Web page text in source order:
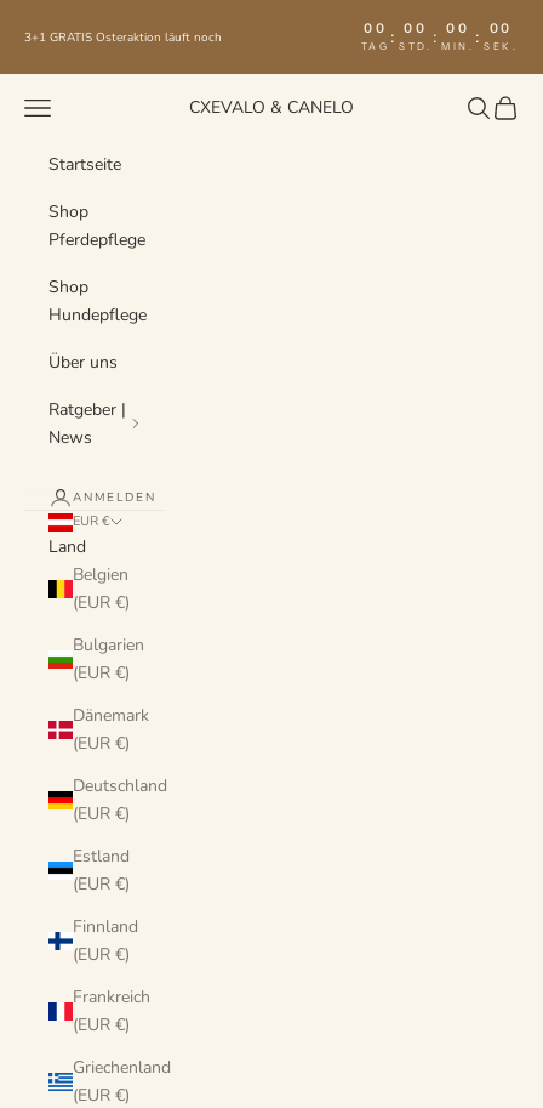
3+1 GRATIS Osteraktion läuft noch 00
TAG : 00
STD. : 00
MIN. : 00
SEK.
CXEVALO & CANELO
Menü Suchen
Startseite
Shop
Pferdepflege
Shop
Hundepflege
Über uns
Ratgeber |
News
ANMELDEN
EUR €
Land
Belgien
(EUR €)
Bulgarien
(EUR €)
Dänemark
(EUR €)
Deutschland
(EUR €)
Estland
(EUR €)
Finnland
(EUR €)
Frankreich
(EUR €)
Griechenland
(EUR €)